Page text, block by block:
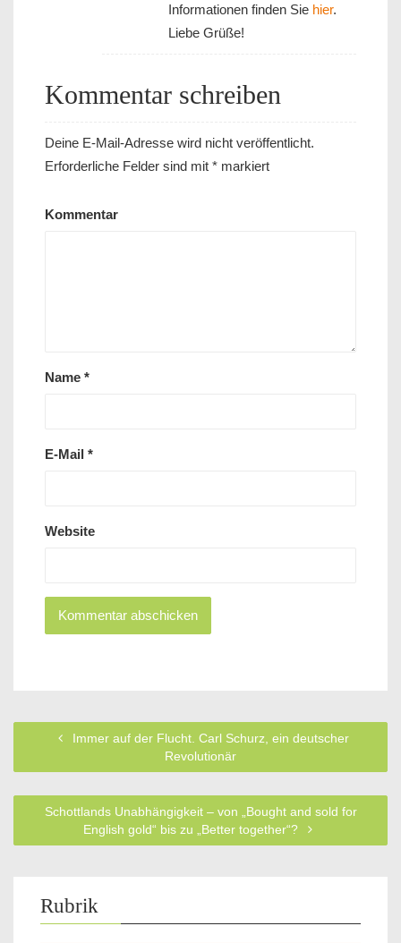
Informationen finden Sie hier.
Liebe Grüße!
Kommentar schreiben
Deine E-Mail-Adresse wird nicht veröffentlicht.
Erforderliche Felder sind mit * markiert
Kommentar
Name *
E-Mail *
Website
Immer auf der Flucht. Carl Schurz, ein deutscher
Revolutionär
Schottlands Unabhängigkeit – von „Bought and sold for
English gold“ bis zu „Better together“?
Rubrik